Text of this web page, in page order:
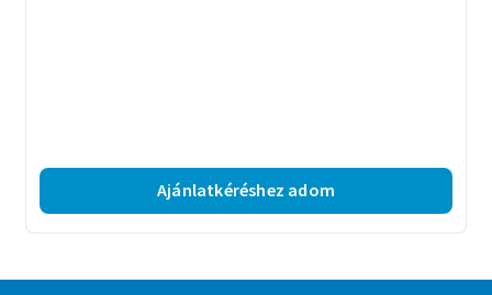
Ajánlatkéréshez adom